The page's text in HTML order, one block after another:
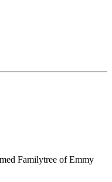
Familytree of Emmy